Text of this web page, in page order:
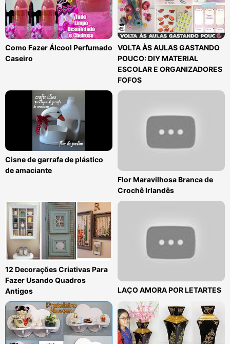
Como Fazer Álcool Perfumado
Caseiro
VOLTA ÀS AULAS GASTANDO
POUCO: DIY MATERIAL
ESCOLAR E ORGANIZADORES
FOFOS
Cisne de garrafa de plástico
de amaciante
Flor Maravilhosa Branca de
Crochê Irlandês
12 Decorações Criativas Para
Fazer Usando Quadros
Antigos
LAÇO AMORA POR LETARTES